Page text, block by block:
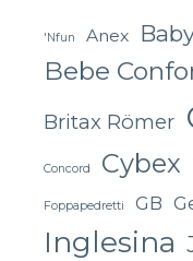
'Nfun Anex
Bebe
Britax Römer
Concord Cybex
Foppapedretti GB
Inglesina